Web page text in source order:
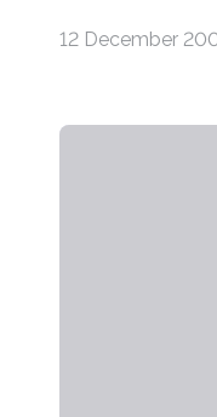
12 December